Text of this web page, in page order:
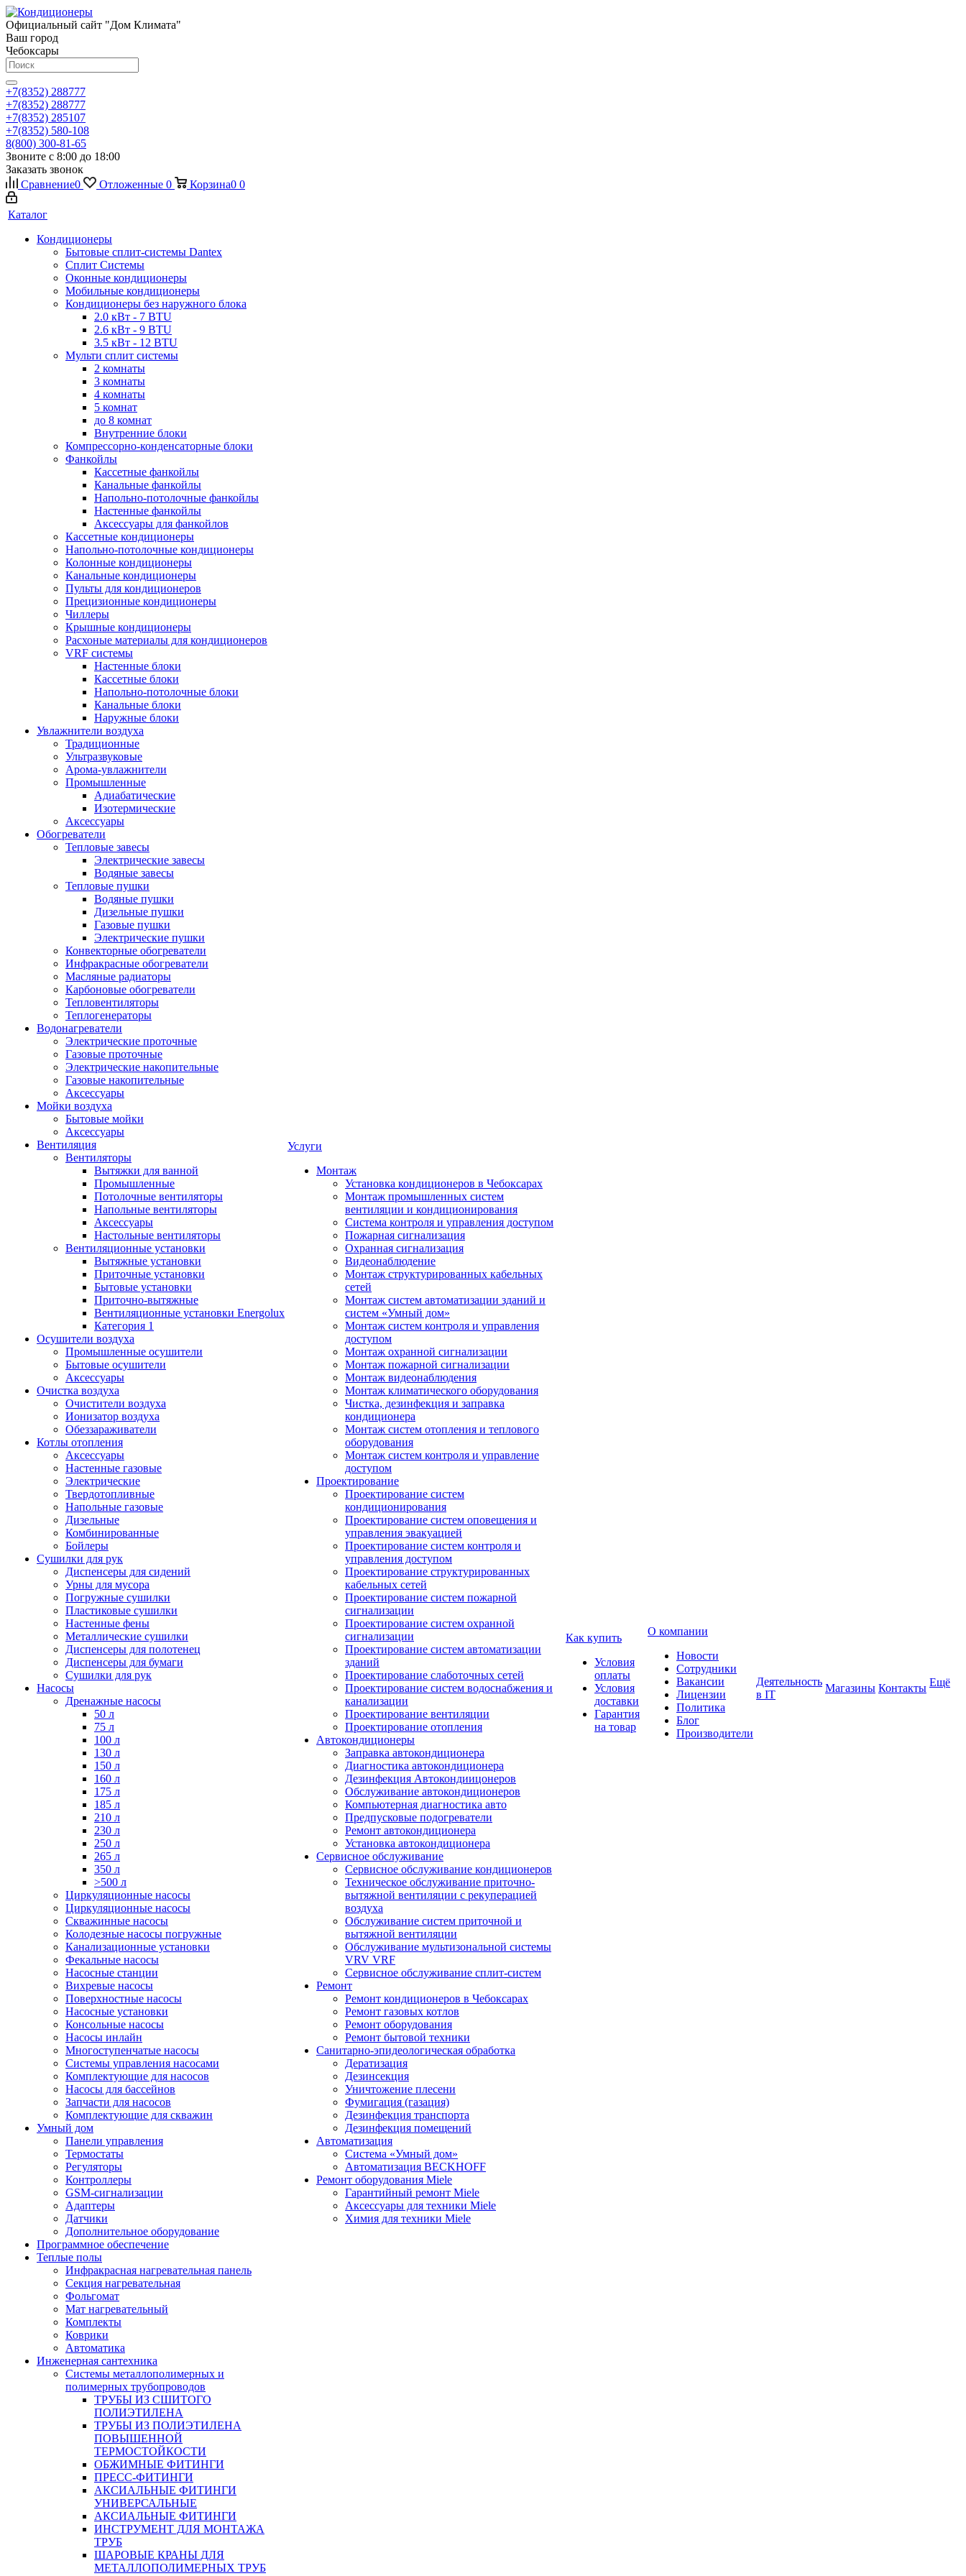
Официальный сайт "Дом Климата"
Ваш город
Чебоксары
+7(8352) 288777
+7(8352) 288777
+7(8352) 285107
+7(8352) 580-108
8(800) 300-81-65
Звоните с 8:00 до 18:00
Заказать звонок
Сравнение0 Отложенные 0 Корзина0 0
Каталог
Кондиционеры
Бытовые сплит-системы Dantex
Сплит Системы
Оконные кондиционеры
Мобильные кондиционеры
Кондиционеры без наружного блока
2.0 кВт - 7 BTU
2.6 кВт - 9 BTU
3.5 кВт - 12 BTU
Мульти сплит системы
2 комнаты
3 комнаты
4 комнаты
5 комнат
до 8 комнат
Внутренние блоки
Компрессорно-конденсаторные блоки
Фанкойлы
Кассетные фанкойлы
Канальные фанкойлы
Напольно-потолочные фанкойлы
Настенные фанкойлы
Аксессуары для фанкойлов
Кассетные кондиционеры
Напольно-потолочные кондиционеры
Колонные кондиционеры
Канальные кондиционеры
Пульты для кондиционеров
Прецизионные кондиционеры
Чиллеры
Крышные кондиционеры
Расхоные материалы для кондиционеров
VRF системы
Настенные блоки
Кассетные блоки
Напольно-потолочные блоки
Канальные блоки
Наружные блоки
Увлажнители воздуха
Традиционные
Ультразвуковые
Арома-увлажнители
Промышленныe
Адиабатические
Изотермические
Аксессуары
Обогреватели
Тепловые завесы
Электрические завесы
Водяные завесы
Тепловые пушки
Водяные пушки
Дизельные пушки
Газовые пушки
Электрические пушки
Конвекторные обогреватели
Инфракрасные обогреватели
Масляные радиаторы
Карбоновые обогреватели
Тепловентиляторы
Теплогенераторы
Водонагреватели
Электрические проточные
Газовые проточные
Электрические накопительные
Газовые накопительные
Аксессуары
Мойки воздуха
Бытовые мойки
Аксессуары
Вентиляция
Вентиляторы
Вытяжки для ванной
Промышленные
Потолочные вентиляторы
Напольные вентиляторы
Аксессуары
Настольные вентиляторы
Вентиляционные установки
Вытяжные установки
Приточные установки
Бытовые установки
Приточно-вытяжные
Вентиляционные установки Energolux
Категория 1
Осушители воздуха
Промышленные осушители
Бытовые осушители
Аксессуары
Очистка воздуха
Очистители воздуха
Ионизатор воздуха
Обеззараживатели
Котлы отопления
Аксессуары
Настенные газовые
Электрические
Твердотопливные
Напольные газовые
Дизельные
Комбинированные
Бойлеры
Сушилки для рук
Диспенсеры для сидений
Урны для мусора
Погружные сушилки
Пластиковые сушилки
Настенные фены
Металлические сушилки
Диспенсеры для полотенец
Диспенсеры для бумаги
Сушилки для рук
Насосы
Дренажные насосы
50 л
75 л
100 л
130 л
150 л
160 л
175 л
185 л
210 л
230 л
250 л
265 л
350 л
>500 л
Циркуляционные насосы
Циркуляционные насосы
Скважинные насосы
Колодезные насосы погружные
Канализационные установки
Фекальные насосы
Насосные станции
Вихревые насосы
Поверхностные насосы
Насосные установки
Консольные насосы
Насосы инлайн
Многоступенчатые насосы
Системы управления насосами
Комплектующие для насосов
Насосы для бассейнов
Запчасти для насосов
Комплектующие для скважин
Умный дом
Панели управления
Термостаты
Регуляторы
Контроллеры
GSM-сигнализации
Адаптеры
Датчики
Дополнительное оборудование
Программное обеспечение
Теплые полы
Инфракрасная нагревательная панель
Секция нагревательная
Фольгомат
Мат нагревательный
Комплекты
Коврики
Автоматика
Инженерная сантехника
Системы металлополимерных и
полимерных трубопроводов
ТРУБЫ ИЗ СШИТОГО
ПОЛИЭТИЛЕНА
ТРУБЫ ИЗ ПОЛИЭТИЛЕНА
ПОВЫШЕННОЙ
ТЕРМОСТОЙКОСТИ
ОБЖИМНЫЕ ФИТИНГИ
ПРЕСС-ФИТИНГИ
АКСИАЛЬНЫЕ ФИТИНГИ
УНИВЕРСАЛЬНЫЕ
АКСИАЛЬНЫЕ ФИТИНГИ
ИНСТРУМЕНТ ДЛЯ МОНТАЖА
ТРУБ
ШАРОВЫЕ КРАНЫ ДЛЯ
МЕТАЛЛОПОЛИМЕРНЫХ ТРУБ
Услуги
Монтаж
Установка кондиционеров в Чебоксарах
Монтаж промышленных систем
вентиляции и кондиционирования
Система контроля и управления доступом
Пожарная сигнализация
Охранная сигнализация
Видеонаблюдение
Монтаж структурированных кабельных
сетей
Монтаж систем автоматизации зданий и
систем «Умный дом»
Монтаж систем контроля и управления
доступом
Монтаж охранной сигнализации
Монтаж пожарной сигнализации
Монтаж видеонаблюдения
Монтаж климатического оборудования
Чистка, дезинфекция и заправка
кондиционера
Монтаж систем отопления и теплового
оборудования
Монтаж систем контроля и управление
доступом
Проектирование
Проектирование систем
кондиционирования
Проектирование систем оповещения и
управления эвакуацией
Проектирование систем контроля и
управления доступом
Проектирование структурированных
кабельных сетей
Проектирование систем пожарной
сигнализации
Проектирование систем охранной
сигнализации
Проектирование систем автоматизации
зданий
Проектирование слаботочных сетей
Проектирование систем водоснабжения и
канализации
Проектирование вентиляции
Проектирование отопления
Автокондиционеры
Заправка автокондиционера
Диагностика автокондиционера
Дезинфекция Автокондиицонеров
Обслуживание автокондиционеров
Компьютерная диагностика авто
Предпусковые подогреватели
Ремонт автокондиционера
Установка автокондиционера
Сервисное обслуживание
Сервисное обслуживание кондиционеров
Техническое обслуживание приточно-
вытяжной вентиляции с рекуперацией
воздуха
Обслуживание систем приточной и
вытяжной вентиляции
Обслуживание мультизональной системы
VRV VRF
Сервисное обслуживание сплит-систем
Ремонт
Ремонт кондиционеров в Чебоксарах
Ремонт газовых котлов
Ремонт оборудования
Ремонт бытовой техники
Санитарно-эпидеологическая обработка
Дератизация
Дезинсекция
Уничтожение плесени
Фумигация (газация)
Дезинфекция транспорта
Дезинфекция помещений
Автоматизация
Система «Умный дом»
Автоматизация BECKHOFF
Ремонт оборудования Miele
Гарантийный ремонт Miele
Аксессуары для техники Miele
Химия для техники Miele
Как купить
Условия
оплаты
Условия
доставки
Гарантия
на товар
О компании
Новости
Сотрудники
Вакансии
Лицензии
Политика
Блог
Производители
Деятельность
в IT
Магазины Контакты Ещё